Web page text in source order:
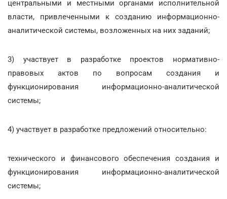
центральными и местными органами исполнительной
власти, привлеченными к созданию информационно-
аналитической системы, возложенных на них заданий;
3) участвует в разработке проектов нормативно-
правовых актов по вопросам создания и
функционирования информационно-аналитической
системы;
4) участвует в разработке предложений относительно:
технического и финансового обеспечения создания и
функционирования информационно-аналитической
системы;